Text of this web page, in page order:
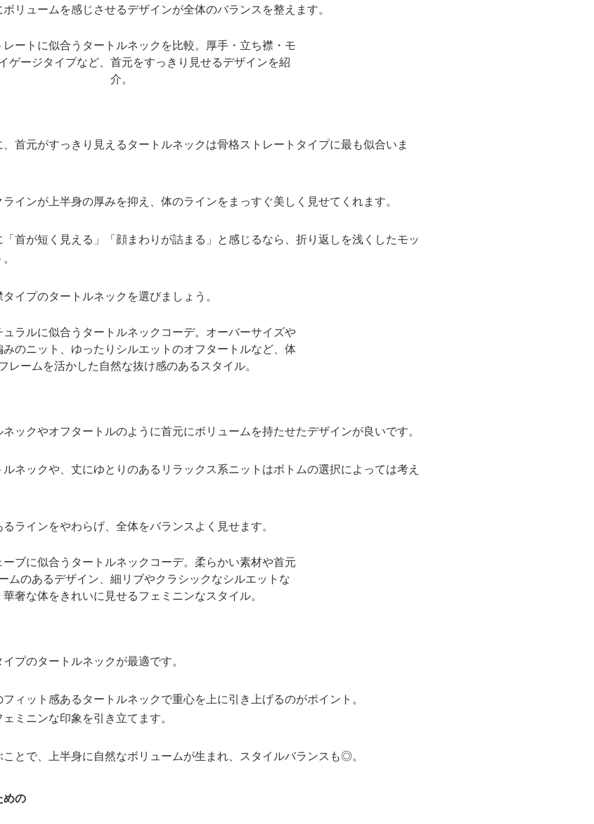
リュームを感じさせるデザインが全体のバランスを整えます。
首元がすっきり見えるタートルネックは骨格ストレートタイプに最も似合いま
インが上半身の厚みを抑え、体のラインをまっすぐ美しく見せてくれます。
首が短く見える」「顔まわりが詰まる」と感じるなら、折り返しを浅くしたモッ
イプのタートルネックを選びましょう。
ックやオフタートルのように首元にボリュームを持たせたデザインが良いです。
ネックや、丈にゆとりのあるリラックス系ニットはボトムの選択によっては考え
ラインをやわらげ、全体をバランスよく見せます。
プのタートルネックが最適です。
ィット感あるタートルネックで重心を上に引き上げるのがポイント。
ミニンな印象を引き立てます。
とで、上半身に自然なボリュームが生まれ、スタイルバランスも◎。
めの